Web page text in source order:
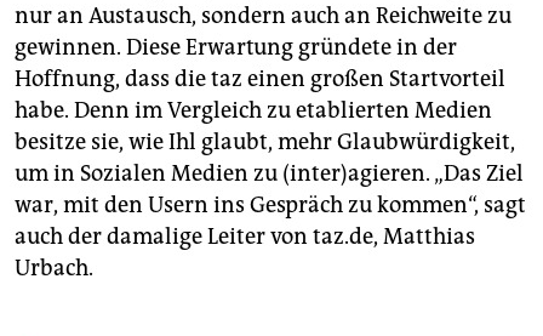
nur an Austausch, sondern auch an Reichweite zu
gewinnen. Diese Erwartung gründete in der
Hoffnung, dass die taz einen großen Startvorteil
habe. Denn im Vergleich zu etablierten Medien
besitze sie, wie Ihl glaubt, mehr Glaubwürdigkeit,
um in Sozialen Medien zu (inter)agieren. „Das Ziel
war, mit den Usern ins Gespräch zu kommen“, sagt
auch der damalige Leiter von taz.de, Matthias
Urbach.